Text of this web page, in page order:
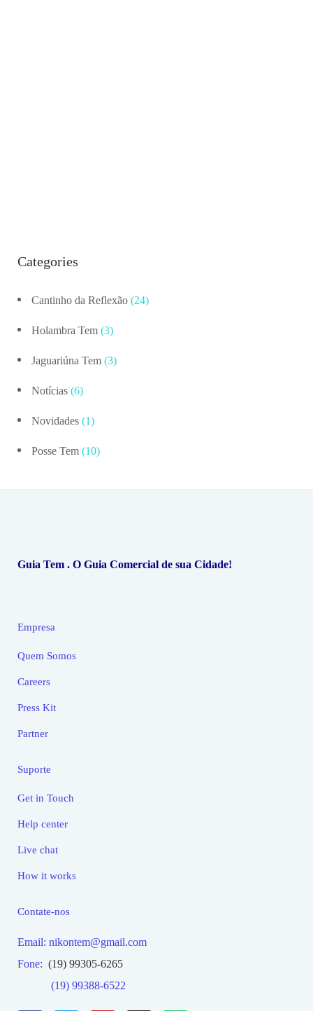
Categories
Cantinho da Reflexão (24)
Holambra Tem (3)
Jaguariúna Tem (3)
Notícias (6)
Novidades (1)
Posse Tem (10)
Guia Tem . O Guia Comercial de sua Cidade!
Empresa
Quem Somos
Careers
Press Kit
Partner
Suporte
Get in Touch
Help center
Live chat
How it works
Contate-nos
Email: nikontem@gmail.com
Fone: (19) 99305-6265
(19) 99388-6522